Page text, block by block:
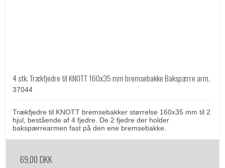
4 stk. Trækfjedre til KNOTT 160x35 mm bremsebakke Bakspærre arm.
37044
Trækfjedre til KNOTT bremsebakker størrelse 160x35 mm til 2
hjul, bestående af 4 fjedre. De 2 fjedre der holder
bakspærrearmen fast på den ene bremsebakke.
69,00 DKK